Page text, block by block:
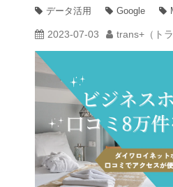
最新情報まとめ
データ活用 Google
2023-07-03 trans+（ト